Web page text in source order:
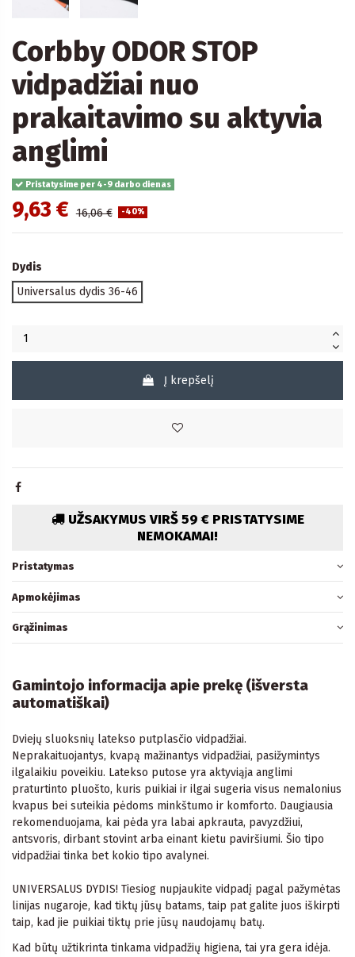
Corbby ODOR STOP
vidpadžiai nuo
prakaitavimo su aktyvia
anglimi
Pristatysime per 4-9 darbo dienas
9,63 € 16,06 € -40%
Dydis
Universalus dydis 36-46
Į krepšelį
UŽSAKYMUS VIRŠ 59 € PRISTATYSIME
NEMOKAMAI!
Pristatymas
Apmokėjimas
Grąžinimas
Gamintojo informacija apie prekę (išversta
automatiškai)
Dviejų sluoksnių latekso putplasčio vidpadžiai.
Neprakaituojantys, kvapą mažinantys vidpadžiai, pasižymintys
ilgalaikiu poveikiu. Latekso putose yra aktyviąja anglimi
praturtinto pluošto, kuris puikiai ir ilgai sugeria visus nemalonius
kvapus bei suteikia pėdoms minkštumo ir komforto. Daugiausia
rekomenduojama, kai pėda yra labai apkrauta, pavyzdžiui,
antsvoris, dirbant stovint arba einant kietu paviršiumi. Šio tipo
vidpadžiai tinka bet kokio tipo avalynei.
UNIVERSALUS DYDIS! Tiesiog nupjaukite vidpadį pagal pažymėtas
linijas nugaroje, kad tiktų jūsų batams, taip pat galite juos iškirpti
taip, kad jie puikiai tiktų prie jūsų naudojamų batų.
Kad būtų užtikrinta tinkama vidpadžių higiena, tai yra gera idėja.